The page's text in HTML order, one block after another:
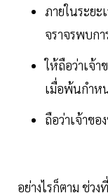
ภายในระย
จราจรพบก
ให้ถือว่าเจ้า
เมื่อพ้นกำห
ถือว่าเจ้าขอ
อย่างไรก็ตาม ช่ว